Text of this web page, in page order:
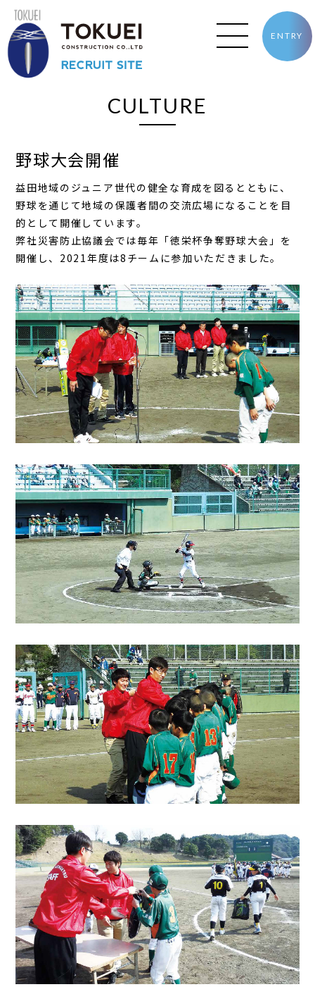
ENTRY
CULTURE
野球大会開催
益田地域のジュニア世代の健全な育成を図るとともに、
野球を通じて地域の保護者間の交流広場になることを目
的として開催しています。
弊社災害防止協議会では毎年「徳栄杯争奪野球大会」を
開催し、2021年度は8チームに参加いただきました。